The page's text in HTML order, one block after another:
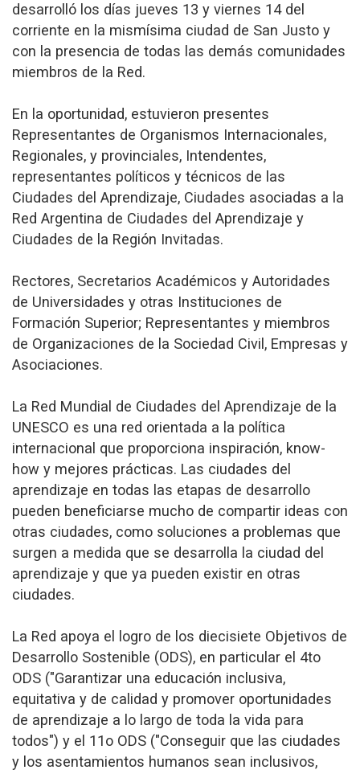
desarrolló los días jueves 13 y viernes 14 del
corriente en la mismísima ciudad de San Justo y
con la presencia de todas las demás comunidades
miembros de la Red.
En la oportunidad, estuvieron presentes
Representantes de Organismos Internacionales,
Regionales, y provinciales, Intendentes,
representantes políticos y técnicos de las
Ciudades del Aprendizaje, Ciudades asociadas a la
Red Argentina de Ciudades del Aprendizaje y
Ciudades de la Región Invitadas.
Rectores, Secretarios Académicos y Autoridades
de Universidades y otras Instituciones de
Formación Superior; Representantes y miembros
de Organizaciones de la Sociedad Civil, Empresas y
Asociaciones.
La Red Mundial de Ciudades del Aprendizaje de la
UNESCO es una red orientada a la política
internacional que proporciona inspiración, know-
how y mejores prácticas. Las ciudades del
aprendizaje en todas las etapas de desarrollo
pueden beneficiarse mucho de compartir ideas con
otras ciudades, como soluciones a problemas que
surgen a medida que se desarrolla la ciudad del
aprendizaje y que ya pueden existir en otras
ciudades.
La Red apoya el logro de los diecisiete Objetivos de
Desarrollo Sostenible (ODS), en particular el 4to
ODS ("Garantizar una educación inclusiva,
equitativa y de calidad y promover oportunidades
de aprendizaje a lo largo de toda la vida para
todos") y el 11o ODS ("Conseguir que las ciudades
y los asentamientos humanos sean inclusivos,